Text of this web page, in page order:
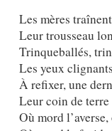
Les mères
Leur trousseau
Trinqueballés,
Les yeux
À refixer, une
Leur coin de
Où mord